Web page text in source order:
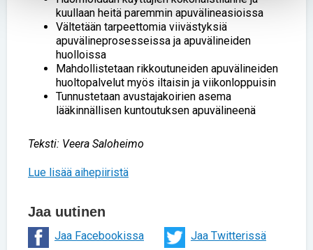
kuullaan heitä paremmin apuvälineasioissa
Vältetään tarpeettomia viivästyksiä
apuvälineprosesseissa ja apuvälineiden
huolloissa
Mahdollistetaan rikkoutuneiden apuvälineiden
huoltopalvelut myös iltaisin ja viikonloppuisin
Tunnustetaan avustajakoirien asema
lääkinnällisen kuntoutuksen apuvälineenä
Teksti: Veera Saloheimo
Lue lisää aihepiiristä
Jaa uutinen
Jaa Facebookissa
Jaa Twitterissä